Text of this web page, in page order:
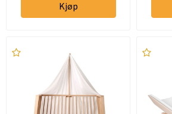
Kjøp